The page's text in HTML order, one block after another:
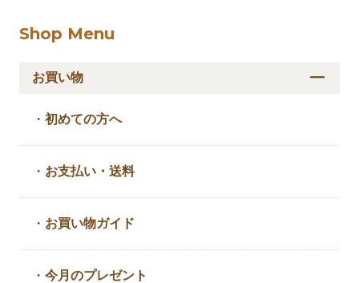
Shop Menu
お買い物
・初めての方へ
・ お支払い・送料
・ お買い物ガイド
・今月のプレゼント